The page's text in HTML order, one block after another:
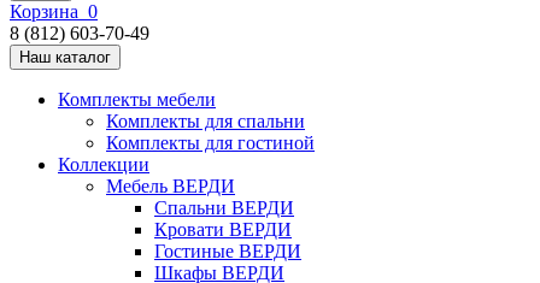
Корзина 0
8 (812) 603-70-49
Наш каталог
Комплекты мебели
Комплекты для спальни
Комплекты для гостиной
Коллекции
Мебель ВЕРДИ
Спальни ВЕРДИ
Кровати ВЕРДИ
Гостиные ВЕРДИ
Шкафы ВЕРДИ